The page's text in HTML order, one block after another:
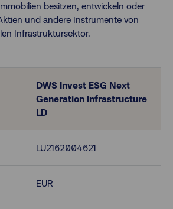
besitzen, entwickeln oder
und andere Instrumente von
Infrastruktursektor.
DWS Invest ESG Next
Generation Infrastructure
LD
LU2162004621
EUR